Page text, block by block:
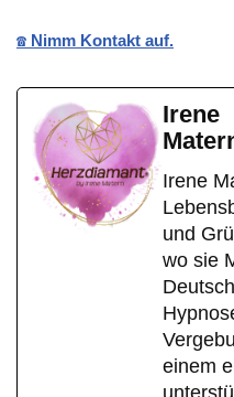
☎️ Nimm Kontakt auf.
Irene
Irene
und
wo sie
einem